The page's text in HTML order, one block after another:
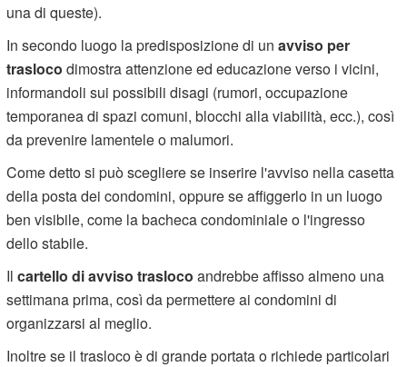
una di queste).
In secondo luogo la predisposizione di unavviso per
traslocodimostra attenzione ed educazione verso i vicini,
informandoli sui possibili disagi (rumori, occupazione
temporanea di spazi comuni, blocchi alla viabilità, ecc.), così
da prevenire lamentele o malumori.
Come detto si può scegliere se inserire l'avviso nella casetta
della posta dei condomini, oppure se affiggerlo in un luogo
ben visibile, come la bacheca condominiale o l'ingresso
dello stabile.
Ilcartello di avviso trasloco andrebbe affisso almeno una
settimana prima, così da permettere ai condomini di
organizzarsi al meglio.
Inoltre se il trasloco è di grande portata o richiede particolari